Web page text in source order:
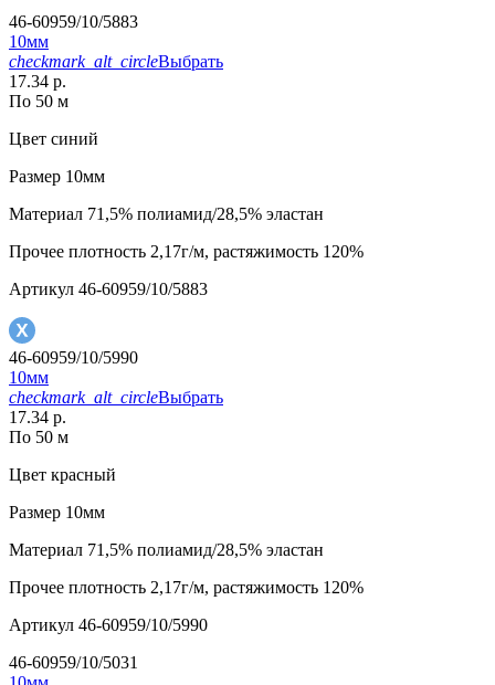
46-60959/10/5883
10мм
checkmark_alt_circleВыбрать
17.34 р.
По 50 м
Цвет синий
Размер 10мм
Материал 71,5% полиамид/28,5% эластан
Прочее плотность 2,17г/м, растяжимость 120%
Артикул 46-60959/10/5883
46-60959/10/5990
10мм
checkmark_alt_circleВыбрать
17.34 р.
По 50 м
Цвет красный
Размер 10мм
Материал 71,5% полиамид/28,5% эластан
Прочее плотность 2,17г/м, растяжимость 120%
Артикул 46-60959/10/5990
46-60959/10/5031